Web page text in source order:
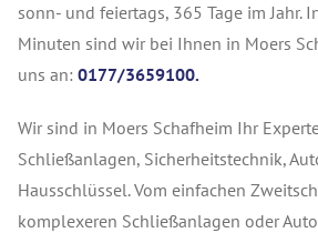
sonn- und feiertags, 365 Tage im Jahr.
Minuten sind wir bei Ihnen in Moers
uns an: 0177/3659100.
Wir sind in Moers Schafheim Ihr
Schließanlagen, Sicherheitstechnik,
Hausschlüssel. Vom einfachen
komplexeren Schließanlagen oder